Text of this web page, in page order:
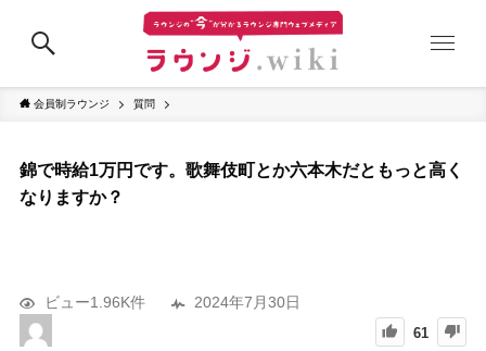
会員制ラウンジ 質問
錦で時給1万円です。歌舞伎町とか六本木だともっと高く
なりますか？
ビュー1.96K件 2024年7月30日
61